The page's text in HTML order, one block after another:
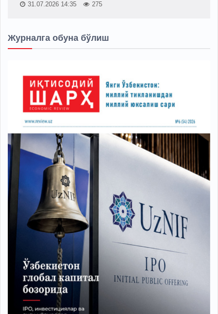
31.07.2026 14:35 275
Журналга обуна бўлиш